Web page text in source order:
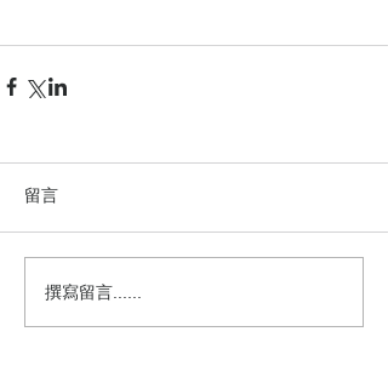
留言
撰寫留言......